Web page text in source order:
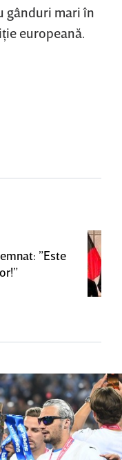
gânduri mari în
europeană.
”Este